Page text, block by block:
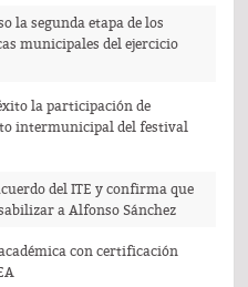
la segunda etapa de los
municipales del ejercicio
la participación de
intermunicipal del festival
del ITE y confirma que
a Alfonso Sánchez
con certificación